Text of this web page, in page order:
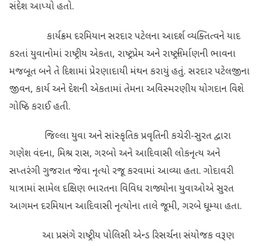
સંદેશ આપ્યો હતો.
કાર્યક્રમ દરમિયાન સરદાર પટેલના આદર્શ વ્યક્તિત્વને યાદ
કરતાં યુવાનોમાં રાષ્ટ્રીય એકતા, રાષ્ટ્રપ્રેમ અને રાષ્ટ્રનિર્માણની ભાવના
મજબૂત બને તે દિશામાં પ્રેરણાદાયી મંથન કરાયું હતું. સરદાર પટેલજીના
જીવન, કાર્ય અને દેશની એકતામાં તેમના અવિસ્મરણીય યોગદાન વિશે
ગોષ્ઠિ કરાઈ હતી.
જિલ્લા યુવા અને સાંસ્કૃતિક પ્રવૃતિની કચેરી-સુરત દ્વારા
ગણેશ વંદના, મિશ્ર રાસ, ગરબો અને આદિવાસી લોકનૃત્ય અને
સપ્તરંગી ગુજરાત જેવા નૃત્યો રજૂ કરવામાં આવ્યા હતા. ગોદાવરી
યાત્રામાં સામેલ દક્ષિણ ભારતના વિવિધ રાજ્યોના યુવાઓએ સુરત
આગમન દરમિયાન આદિવાસી નૃત્યોના તાલે જૂમી, ગરબે ઘૂમ્યા હતા.
આ પ્રસંગે રાષ્ટ્રીય પોલિસી એન્ડ રિસર્ચના સંયોજક વરૂણ